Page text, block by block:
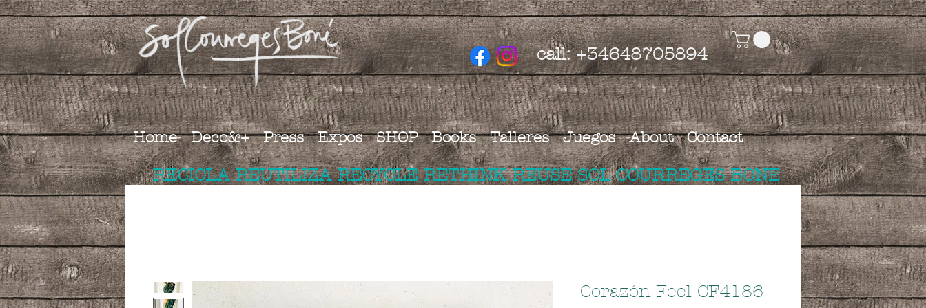
call: +34648705894
Home Deco&+ Press Expos SHOP Books Talleres Juegos About Contact
RECICLA REUTILIZA RECYCLE RETHINK REUSE SOL COURREGES BONE
Corazón Feel CF4186